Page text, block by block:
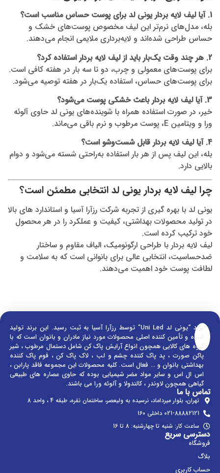
1. آیا لیف لایه بردار یونی لد برای پوست حساس مناسب است؟
بله، مدل‌های نرم‌تر این لیف مخصوص پوست‌های خشک و
حساس طراحی شده‌اند و لایه‌برداری ملایمی انجام می‌دهند.
2. هر چند وقت یک‌بار باید از لیف لایه بردار استفاده کرد؟
برای پوست‌های معمولی و چرب، دو تا سه بار در هفته کافی است.
برای پوست‌های حساس، استفاده یک‌بار در هفته توصیه می‌شود.
3. آیا لیف لایه بردار باعث خشکی پوست می‌شود؟
خیر، در صورت استفاده همراه با شوینده‌های یونی لد حاوی آلوئه
ورا و ویتامین E، پوست مرطوب و نرم باقی می‌ماند.
4. آیا لیف لایه بردار قابل شست‌وشو است؟
بله، این لیف پس از هر بار استفاده به‌راحتی شسته می‌شود و دوام
بالایی دارد.
چرا لیف لایه بردار یونی لد انتخابی مطمئن است؟
یونی لد با بهره‌ گیری از تجربه شرکت رزآرا آسیا و استاندارد های بالا
در تولید محصولات بهداشتی، کیفیت و عملکرد را در هر محصول
خود ترکیب کرده است.
لیف لایه بردار با طراحی ارگونومیک، الیاف مقاوم و ساختار
ضدحساسیت، انتخابی عالی برای بانوانی است که به سلامت و
لطافت پوست خود اهمیت می‌دهند.
برند “یونی لد Uni Led” توسط رزآرا آسیا به ثبت رسید. این برند تولید
کننده و تأمین کننده اصلی محصولات مورد نیاز مادران و بانوان است که با
گروه های کالایی همچون انواع آرایش پاک کن شامل دستمال مرطوب ، شیر
پاکن صورت ، پد پاک کننده چشم و لب ، لاک پاک کن ، فوم پاک کننده
بهداشتی بانوان و … فعال است. کلیه محصولات این مجموعه فاقد پارابن ،
اس ال اس و سایر مواد مضر شیمیایی بوده که حاوی عصاره های طبیعی
گیاهی همچون لاوندر ، کالندولا و آلوئه ورا می باشند.
تماس با ما
تهران، بلوار میرداماد، نرسیده به ولیعصر، ساختمان نقره، طبقه 4 ، واحد 8
021-88882121 داخلی 160
ساعت کار: شنبه تا چهارشنبه: 8 تا 16
دسترسی سریع
فروشگاه
بلاگ
حساب کاربری